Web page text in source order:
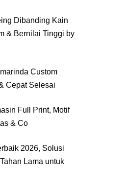
Dibanding Kain
& Bernilai Tinggi by
Custom
Cepat Selesai
Full Print, Motif
& Co
2026, Solusi
Lama untuk